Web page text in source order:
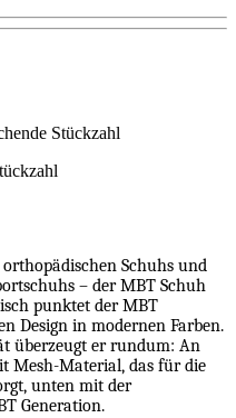
Schuhs und
– der MBT Schuh
punktet der MBT
Design in modernen Farben.
überzeugt er rundum: An
Mesh-Material, das für die
unten mit der
Generation.